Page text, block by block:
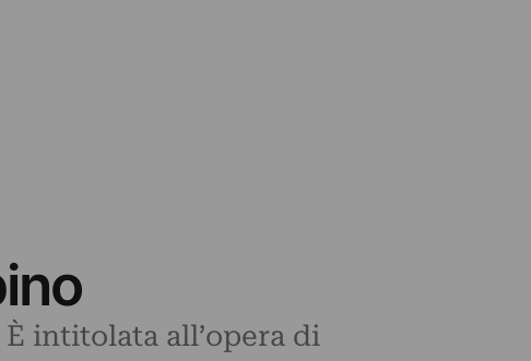
intitolata all’opera di